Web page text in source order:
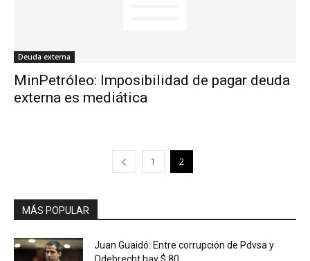
Deuda externa
MinPetróleo: Imposibilidad de pagar deuda
externa es mediática
1 2
MÁS POPULAR
Juan Guaidó: Entre corrupción de Pdvsa y